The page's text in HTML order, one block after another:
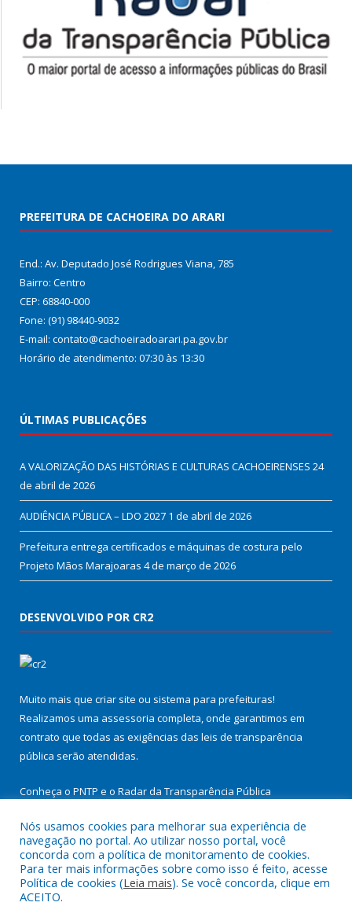
PREFEITURA DE CACHOEIRA DO ARARI
End.: Av. Deputado José Rodrigues Viana, 785
Bairro: Centro
CEP: 68840-000
Fone: (91) 98440-9032
E-mail: contato@cachoeiradoarari.pa.gov.br
Horário de atendimento: 07:30 às 13:30
ÚLTIMAS PUBLICAÇÕES
A VALORIZAÇÃO DAS HISTÓRIAS E CULTURAS CACHOEIRENSES 24
de abril de 2026
AUDIÊNCIA PÚBLICA – LDO 2027 1 de abril de 2026
Prefeitura entrega certificados e máquinas de costura pelo
Projeto Mãos Marajoaras 4 de março de 2026
DESENVOLVIDO POR CR2
Muito mais que criar site ou sistema para prefeituras!
Realizamos uma assessoria completa, onde garantimos em
contrato que todas as exigências das leis de transparência
pública serão atendidas.
Conheça o PNTP e o Radar da Transparência Pública
Todos os direitos reservados a Prefeitura Municipal de
Cachoeira do Arari.
Nós usamos cookies para melhorar sua experiência de
navegação no portal. Ao utilizar nosso portal, você
concorda com a política de monitoramento de cookies.
Para ter mais informações sobre como isso é feito, acesse
Política de cookies (Leia mais). Se você concorda, clique em
ACEITO.